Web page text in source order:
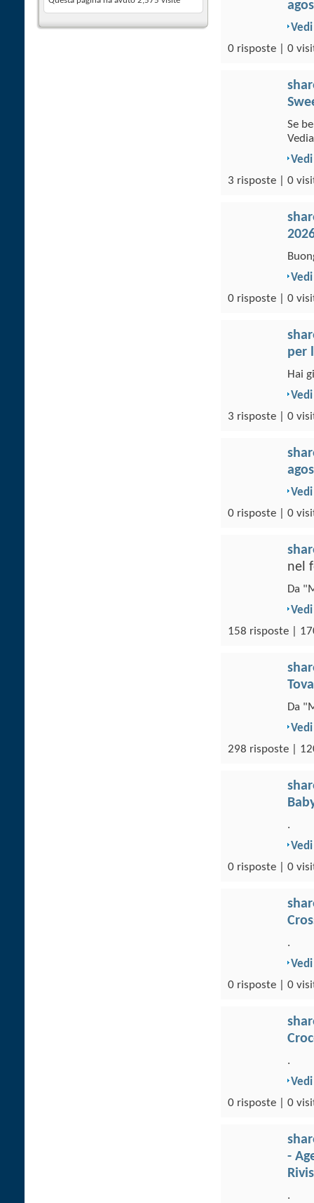
0 risposte | 0
Se
3 risposte | 0
0 risposte | 0
per
Hai
3 risposte | 0
0 risposte | 0
nel
Da
158 risposte |
Da
298 risposte |
.
0 risposte | 0
.
0 risposte | 0
.
0 risposte | 0
-
.